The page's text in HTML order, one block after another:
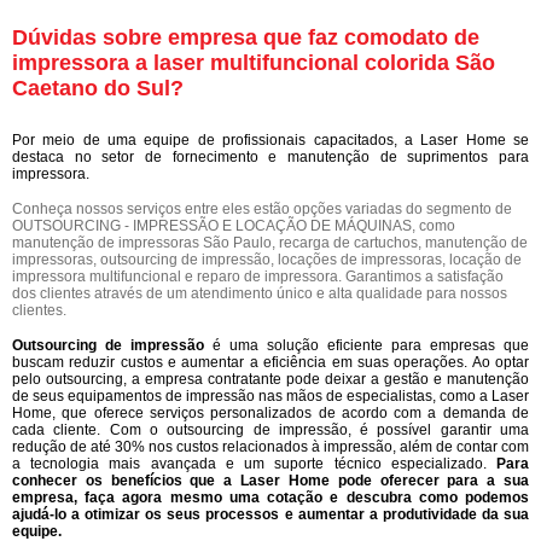
Dúvidas sobre empresa que faz comodato de
impressora a laser multifuncional colorida São
Caetano do Sul?
Por meio de uma equipe de profissionais capacitados, a Laser Home se
destaca no setor de fornecimento e manutenção de suprimentos para
impressora.
Conheça nossos serviços entre eles estão opções variadas do segmento de
OUTSOURCING - IMPRESSÃO E LOCAÇÃO DE MÁQUINAS, como
manutenção de impressoras São Paulo, recarga de cartuchos, manutenção de
impressoras, outsourcing de impressão, locações de impressoras, locação de
impressora multifuncional e reparo de impressora. Garantimos a satisfação
dos clientes através de um atendimento único e alta qualidade para nossos
clientes.
Outsourcing de impressão é uma solução eficiente para empresas que
buscam reduzir custos e aumentar a eficiência em suas operações. Ao optar
pelo outsourcing, a empresa contratante pode deixar a gestão e manutenção
de seus equipamentos de impressão nas mãos de especialistas, como a Laser
Home, que oferece serviços personalizados de acordo com a demanda de
cada cliente. Com o outsourcing de impressão, é possível garantir uma
redução de até 30% nos custos relacionados à impressão, além de contar com
a tecnologia mais avançada e um suporte técnico especializado. Para
conhecer os benefícios que a Laser Home pode oferecer para a sua
empresa, faça agora mesmo uma cotação e descubra como podemos
ajudá-lo a otimizar os seus processos e aumentar a produtividade da sua
equipe.